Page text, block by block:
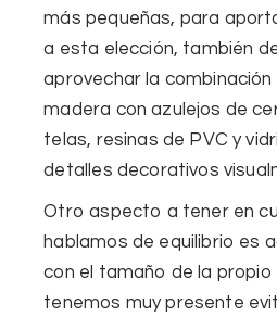
más pequeñas, para
a esta elección, también
aprovechar la
madera con azulejos de
telas, resinas de PVC y
detalles decorativos
Otro aspecto a tener en
hablamos de equilibrio es
con el tamaño de la propio
tenemos muy presente